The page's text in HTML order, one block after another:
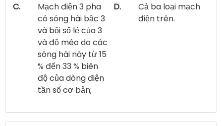
C.
Mạch điện 3 pha
có sóng hài bậc 3
và bội số lẻ của 3
và độ méo do các
sóng hài này từ 15
% đến 33 % biên
độ của dòng điện
tần số cơ bản;
D.
Cả ba loại mạch
điện trên.